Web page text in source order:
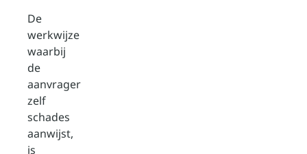
De
werkwijze
waarbij
de
aanvrager
zelf
schades
aanwijst,
is